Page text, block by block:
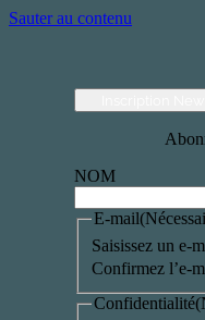
Sauter au contenu
NOM
E-mail
Saisissez un e-
Confirmez l’e-
Confidentialité